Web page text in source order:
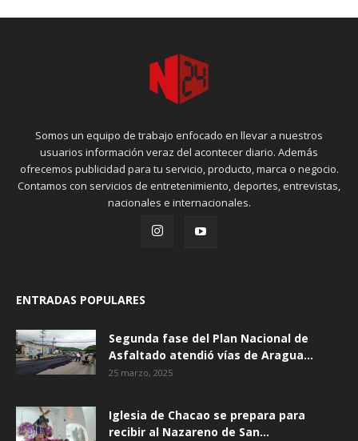
Somos un equipo de trabajo enfocado en llevar a nuestros
usuarios información veraz del acontecer diario. Además
ofrecemos publicidad para tu servicio, producto, marca o negocio.
Contamos con servicios de entretenimiento, deportes, entrevistas,
nacionales e internacionales.
ENTRADAS POPULARES
Segunda fase del Plan Nacional de
Asfaltado atendió vías de Aragua...
25 marzo, 2025
Iglesia de Chacao se prepara para
recibir al Nazareno de San...